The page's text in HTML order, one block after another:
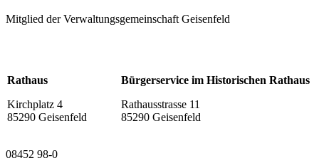
Mitglied der Verwaltungsgemeinschaft Geisenfeld
Rathaus
Kirchplatz 4
85290 Geisenfeld
Bürgerservice im Historischen Rathaus
Rathausstrasse 11
85290 Geisenfeld
08452 98-0